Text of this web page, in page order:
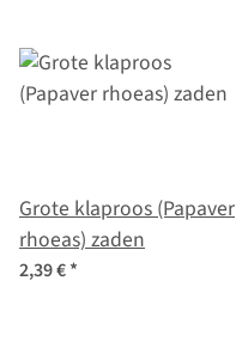
Grote klaproos (Papaver
rhoeas) zaden
2,39 €*